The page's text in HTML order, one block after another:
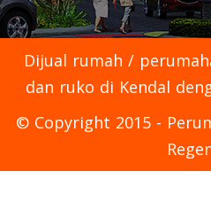
Dijual rumah /
dan ruko di Kendal
© Copyright 2015 -